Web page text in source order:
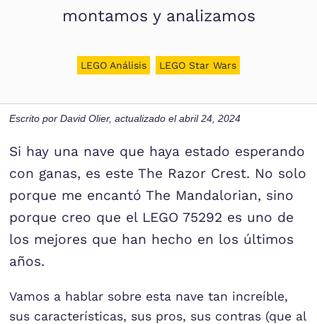
montamos y analizamos
LEGO Análisis LEGO Star Wars
Escrito porDavid Olier, actualizado elabril 24, 2024
Si hay una nave que haya estado esperando
con ganas, es este The Razor Crest. No solo
porque me encantó The Mandalorian, sino
porque creo que el LEGO 75292 es uno de
los mejores que han hecho en los últimos
años.
Vamos a hablar sobre esta nave tan increíble,
sus características, sus pros, sus contras (que al